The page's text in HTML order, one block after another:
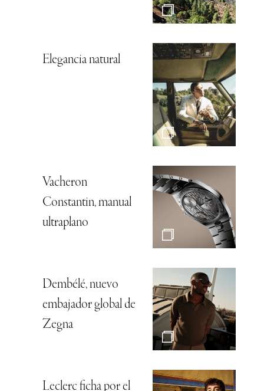
Elegancia natural
Vacheron
Constantin, manual
ultraplano
Dembélé, nuevo
embajador global de
Zegna
Leclerc ficha por el